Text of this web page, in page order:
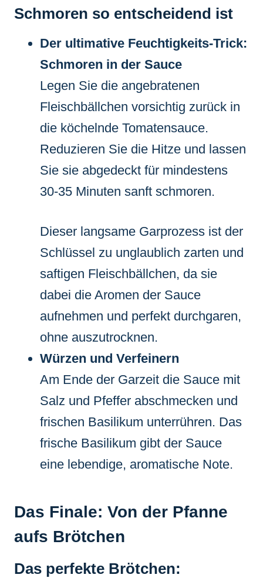
Schmoren so entscheidend ist
Der ultimative Feuchtigkeits-Trick:
Schmoren in der Sauce
Legen Sie die angebratenen
Fleischbällchen vorsichtig zurück in
die köchelnde Tomatensauce.
Reduzieren Sie die Hitze und lassen
Sie sie abgedeckt für mindestens
30-35 Minuten sanft schmoren.
Dieser langsame Garprozess ist der
Schlüssel zu unglaublich zarten und
saftigen Fleischbällchen, da sie
dabei die Aromen der Sauce
aufnehmen und perfekt durchgaren,
ohne auszutrocknen.
Würzen und Verfeinern
Am Ende der Garzeit die Sauce mit
Salz und Pfeffer abschmecken und
frischen Basilikum unterrühren. Das
frische Basilikum gibt der Sauce
eine lebendige, aromatische Note.
Das Finale: Von der Pfanne
aufs Brötchen
Das perfekte Brötchen: